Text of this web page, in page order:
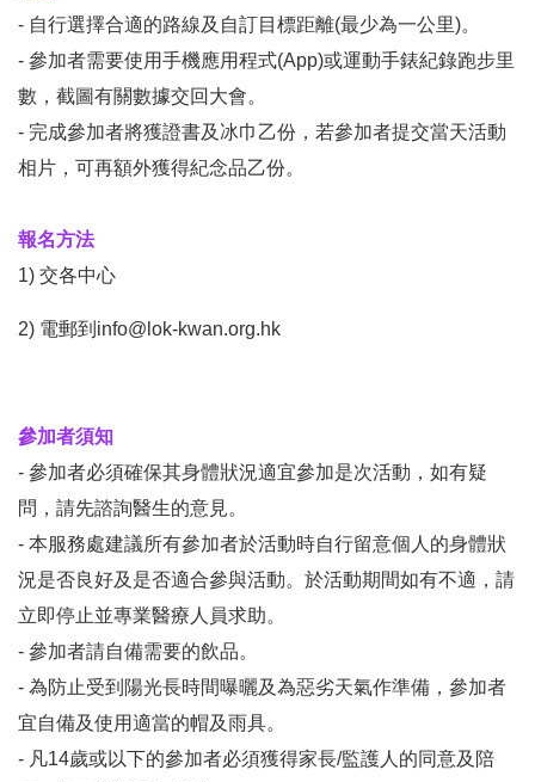
- 自行選擇合適的路線及自訂目標距離(最少為一公里)。
- 參加者需要使用手機應用程式(App)或運動手錶紀錄跑步里
數 ， 截圖有關數據交回大會。
- 完成參加者將獲證書及冰巾乙份，若參加者提交當天活動
相片，可再額外獲得紀念品乙份。
報名方法
1) 交各中心
2) 電郵到 info@lok-kwan.org.hk
參加者須知
- 參加者必須確保其身體狀況適宜參加是次活動，如有疑
問，請先諮詢醫生的意見。
- 本服務處建議所有參加者於活動時自行留意個人的身體狀
況是否良好及是否適合參與活動。於活動期間如有不適，請
立即停止並專業醫療人員求助。
- 參加者請自備需要的飲品。
- 為防止受到陽光長時間曝曬及為惡劣天氣作準備，參加者
宜自備及使用適當的帽及雨具。
- 凡14歲或以下的參加者必須獲得家長/監護人的同意及陪